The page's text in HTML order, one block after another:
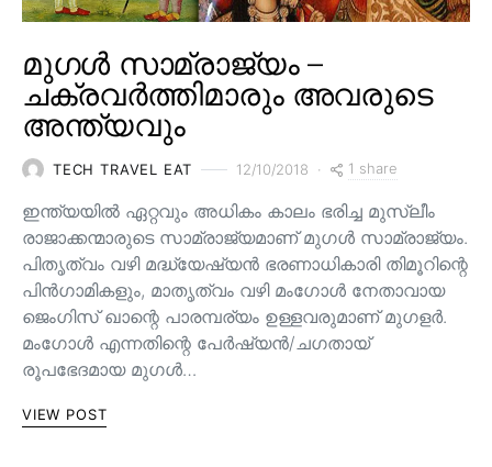
മുഗൾ സാമ്രാജ്യം –
ചക്രവർത്തിമാരും അവരുടെ
അന്ത്യവും
TECH TRAVEL EAT 12/10/2018 1 share
ഇന്ത്യയിൽ ഏറ്റവും അധികം കാലം ഭരിച്ച മുസ്ലീം
രാജാക്കന്മാരുടെ സാമ്രാജ്യമാണ് മുഗൾ സാമ്രാജ്യം.
പിതൃത്വം വഴി മദ്ധ്യേഷ്യൻ ഭരണാധികാരി തിമൂറിന്റെ
പിൻ‌ഗാമികളും, മാതൃത്വം വഴി മംഗോൾ നേതാവായ
ജെംഗിസ് ഖാന്റെ പാരമ്പര്യം ഉള്ളവരുമാണ്‌ മുഗളർ.
മംഗോൾ എന്നതിന്റെ പേർഷ്യൻ/ചഗതായ്
രൂപഭേദമായ മുഗൾ…
VIEW POST